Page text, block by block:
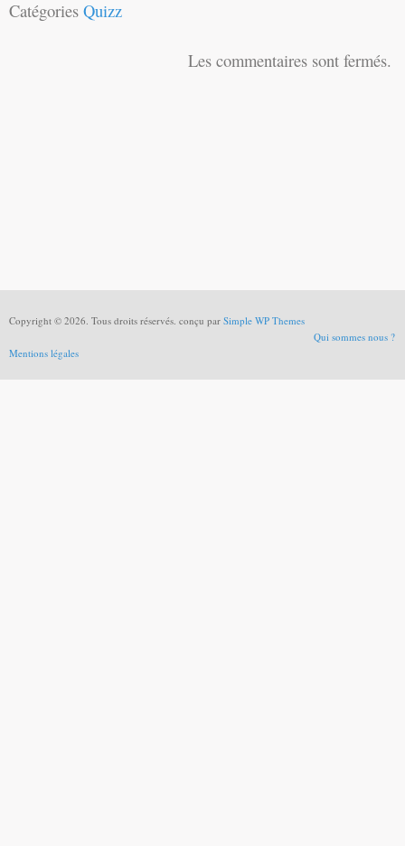
Catégories Quizz
Les commentaires sont fermés.
Copyright © 2026. Tous droits réservés. conçu par Simple WP Themes
Qui sommes nous ?
Mentions légales